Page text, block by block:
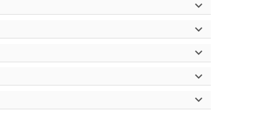




